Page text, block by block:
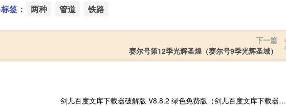
签： 两种 管道 铁路
下一篇
赛尔号第12季光辉圣煌（赛尔号9季光辉圣域）
剑儿百度文库下载器破解版 V8.8.2 绿色免费版（剑儿百度文库下载器破解版 V8.8.2 绿色免费版功能简介）